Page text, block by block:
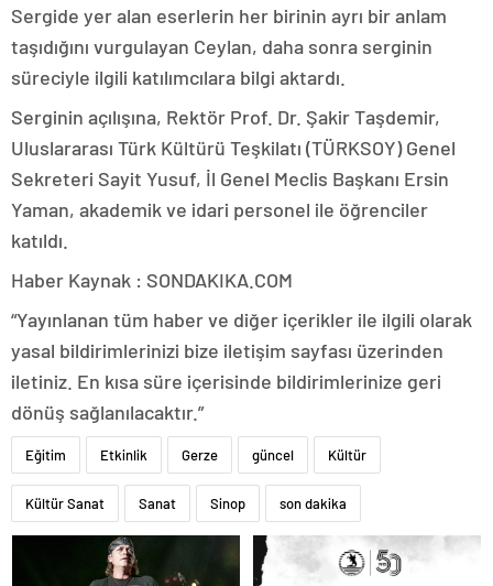
Sergide yer alan eserlerin her birinin ayrı bir anlam
taşıdığını vurgulayan Ceylan, daha sonra serginin
süreciyle ilgili katılımcılara bilgi aktardı.
Serginin açılışına, Rektör Prof. Dr. Şakir Taşdemir,
Uluslararası Türk Kültürü Teşkilatı (TÜRKSOY) Genel
Sekreteri Sayit Yusuf, İl Genel Meclis Başkanı Ersin
Yaman, akademik ve idari personel ile öğrenciler
katıldı.
Haber Kaynak : SONDAKIKA.COM
“Yayınlanan tüm haber ve diğer içerikler ile ilgili olarak
yasal bildirimlerinizi bize iletişim sayfası üzerinden
iletiniz. En kısa süre içerisinde bildirimlerinize geri
dönüş sağlanılacaktır.”
Eğitim Etkinlik Gerze güncel Kültür
Kültür Sanat Sanat Sinop son dakika